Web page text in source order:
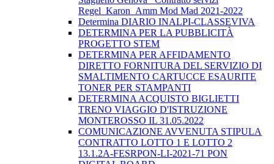
Regel_Karon_Amm Mod Mad 2021-2022
Determina DIARIO INALPI-CLASSEVIVA
DETERMINA PER LA PUBBLICITÀ
PROGETTO STEM
DETERMINA PER AFFIDAMENTO
DIRETTO FORNITURA DEL SERVIZIO DI
SMALTIMENTO CARTUCCE ESAURITE
TONER PER STAMPANTI
DETERMINA ACQUISTO BIGLIETTI
TRENO VIAGGIO D'ISTRUZIONE
MONTEROSSO IL 31.05.2022
COMUNICAZIONE AVVENUTA STIPULA
CONTRATTO LOTTO 1 E LOTTO 2
13.1.2A-FESRPON-LI-2021-71 PON